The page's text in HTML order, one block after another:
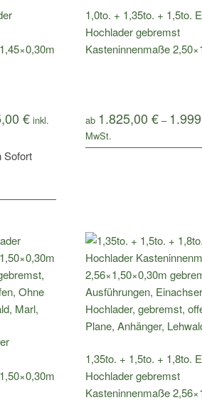
€
Sofort
1,0to. + 1,35to. + 1,5to.
Hochlader gebremst
Kasteninnenmaße
ab 1.825,00€ –
1,35to. + 1,5to. + 1,8to.
Hochlader gebremst
Kasteninnenmaße